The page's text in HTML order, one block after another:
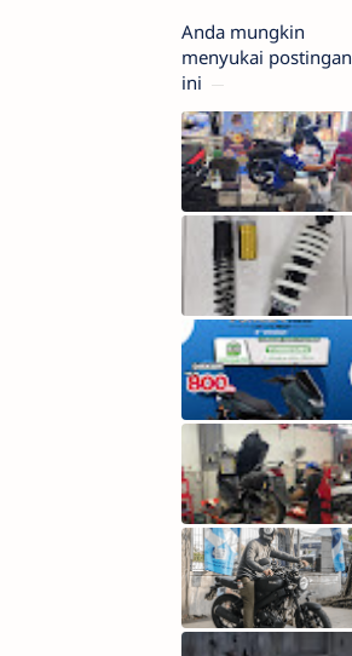
Anda mungkin
menyukai postingan
ini